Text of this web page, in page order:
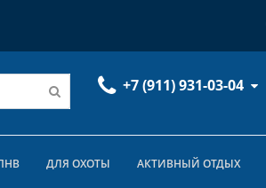
+7 (911) 931-03-04
ДЛЯ ОХОТЫ АКТИВНЫЙ ОТДЫХ